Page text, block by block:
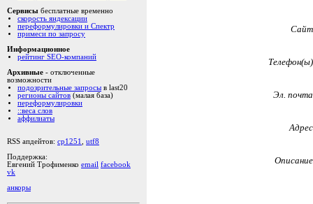
Сервисы бесплатные временно
скорость яндексации
переформулировки и Спектр
примеси по запросу
Информационное
рейтинг SEO-компаний
Архивные - отключенные
возможности
подозрительные запросы в last20
регионы сайтов (малая база)
переформулировки
::веса слов
аффилиаты
RSS апдейтов: cp1251
utf8
Поддержка:
Евгений Трофименко email facebook
vk
анкоры
Сайт
Телефон(ы)
Эл. почта
Адрес
Описание